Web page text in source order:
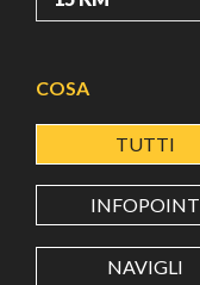
LATITUDINE
LONGITUDINE
COSA
TUTTI
INFOPOINT
NAVIGLI